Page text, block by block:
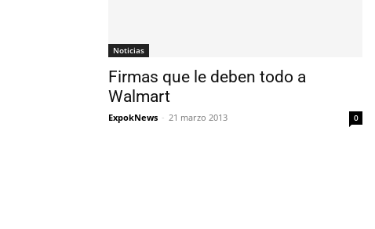
Noticias
Firmas que le deben todo a
Walmart
ExpokNews - 21 marzo 2013 0